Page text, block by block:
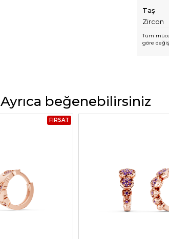
Taş
Zircon
Tüm
göre
Ayrıca beğenebilirsiniz
FIRSAT